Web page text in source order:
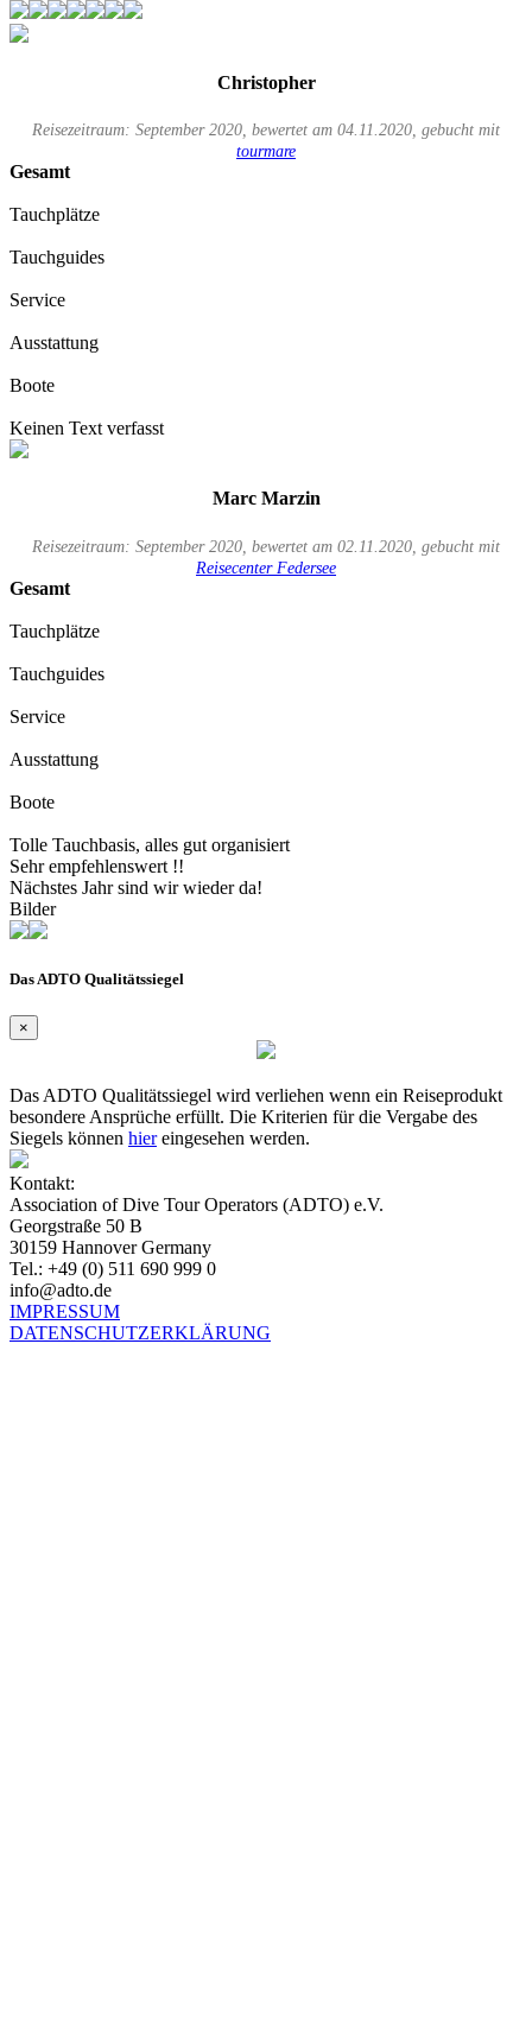
Christopher
Reisezeitraum: September 2020, bewertet am 04.11.2020, gebucht mit
tourmare
Gesamt
Tauchplätze
Tauchguides
Service
Ausstattung
Boote
Keinen Text verfasst
Marc Marzin
Reisezeitraum: September 2020, bewertet am 02.11.2020, gebucht mit
Reisecenter Federsee
Gesamt
Tauchplätze
Tauchguides
Service
Ausstattung
Boote
Tolle Tauchbasis, alles gut organisiert
Sehr empfehlenswert !!
Nächstes Jahr sind wir wieder da!
Bilder
Das ADTO Qualitätssiegel
×
Das ADTO Qualitätssiegel wird verliehen wenn ein Reiseprodukt
besondere Ansprüche erfüllt. Die Kriterien für die Vergabe des
Siegels können hiereingesehen werden.
Kontakt:
Association of Dive Tour Operators (ADTO) e.V.
Georgstraße 50 B
30159 Hannover Germany
Tel.: +49 (0) 511 690 999 0
info@adto.de
IMPRESSUM
DATENSCHUTZERKLÄRUNG